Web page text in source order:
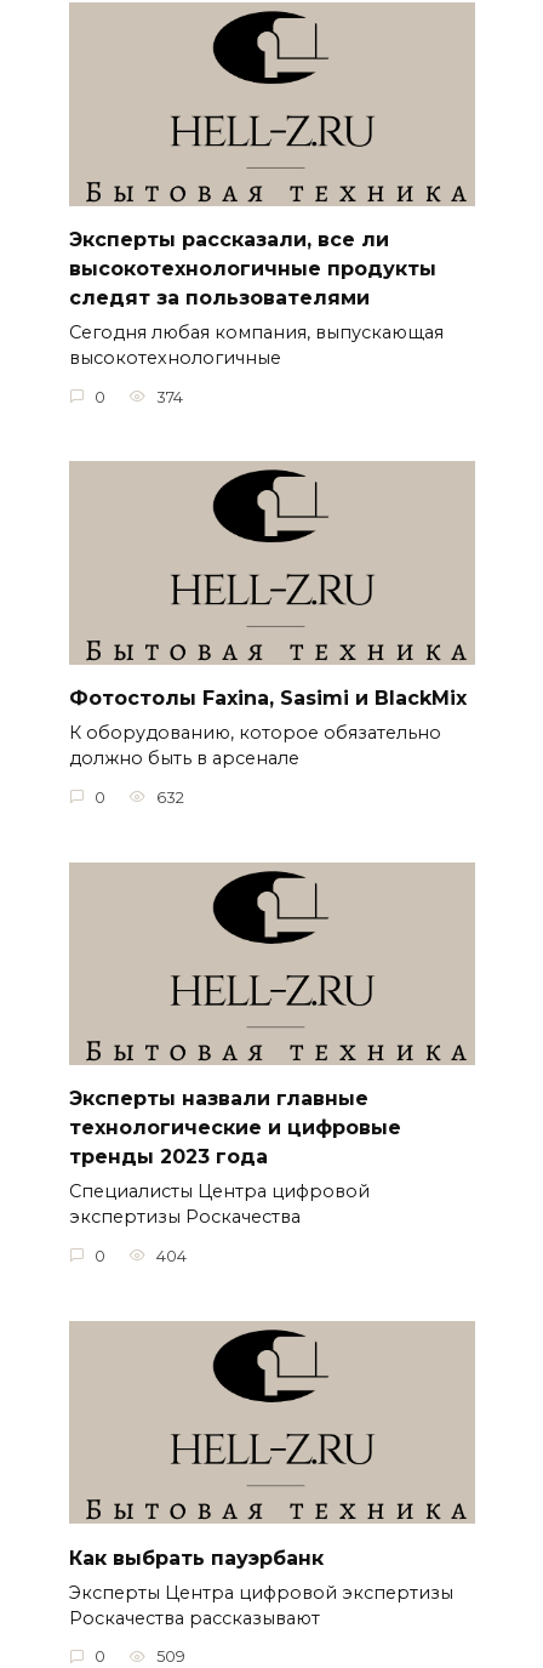
Эксперты рассказали, все ли
высокотехнологичные продукты
следят за пользователями
Сегодня любая компания, выпускающая
высокотехнологичные
0 374
Фотостолы Faxina, Sasimi и BlackMix
К оборудованию, которое обязательно
должно быть в арсенале
0 632
Эксперты назвали главные
технологические и цифровые
тренды 2023 года
Специалисты Центра цифровой
экспертизы Роскачества
0 404
Как выбрать пауэрбанк
Эксперты Центра цифровой экспертизы
Роскачества рассказывают
0 509